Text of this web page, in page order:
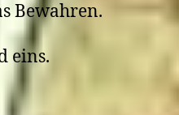
Bewahren.
eins.